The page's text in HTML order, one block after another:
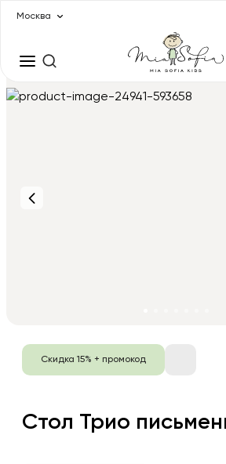
Москва
Скидка 15% + промокод
Стол Трио